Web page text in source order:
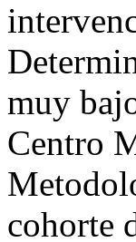
muy
Centro
cohorte